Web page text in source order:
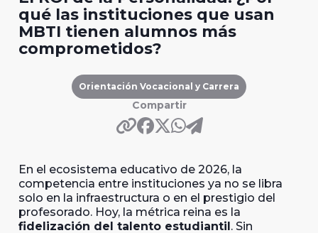
qué las instituciones que usan
MBTI tienen alumnos más
comprometidos?
Orientación Vocacional y Carrera
Compartir
En el ecosistema educativo de 2026, la
competencia entre instituciones ya no se libra
solo en la infraestructura o en el prestigio del
profesorado. Hoy, la métrica reina es la
fidelización del talento estudiantil. Sin